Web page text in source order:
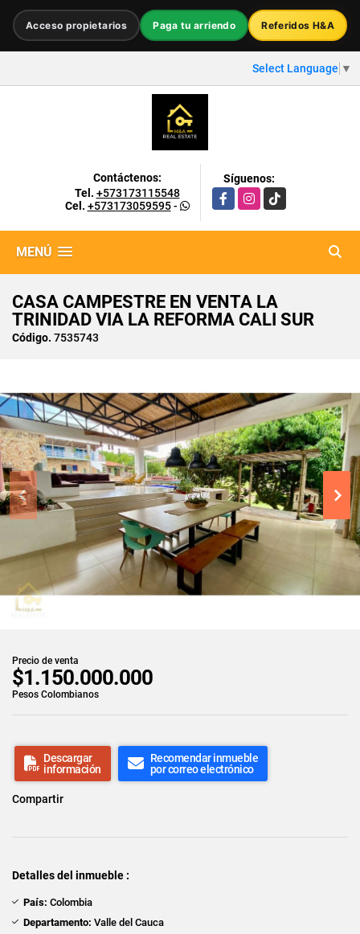
Acceso propietarios Paga tu arriendo Referidos H&A
Select Language ▼
Contáctenos:
Tel. +573173115548
Cel. +573173059595-
Síguenos:
FacebookInstagram
TikTok
MENÚ
CASA CAMPESTRE EN VENTA LA
TRINIDAD VIA LA REFORMA CALI SUR
Código. 7535743
Precio de venta
$1.150.000.000
Pesos Colombianos
Descargar
información
Recomendar inmueble
por correo electrónico
Compartir
Detalles del inmueble :
País: Colombia
Departamento: Valle del Cauca